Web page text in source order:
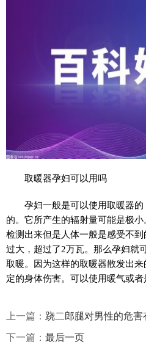
取暖器孕妇可以用吗
孕妇一般是可以使用取暖器
的。它所产生的辐射量可能是极
检测出来但是人体一般是感受不
过大，超过了2万瓦。那么孕妇就
取暖。因为这样的取暖器散发出
定的身体伤害。可以使用暖气或者
上一篇： 跷二郎腿对男性的危害有哪
下一篇： 最后一页